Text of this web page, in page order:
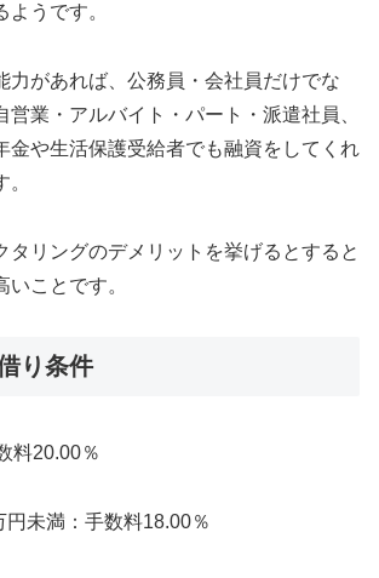
うです。
力があれば、公務員・会社員だけでな
営業・アルバイト・パート・派遣社員、
金や生活保護受給者でも融資をしてくれ
タリングのデメリットを挙げるとすると
ことです。
り条件
料20.00％
未満：手数料18.00％